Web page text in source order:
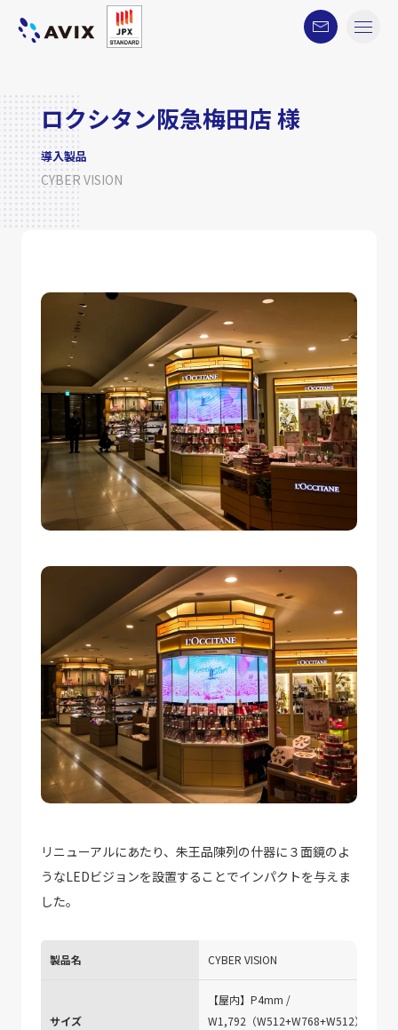
ロクシタン阪急梅田店 様
導入製品
CYBER VISION
リニューアルにあたり、朱王品陳列の什器に３面鏡のよ
うなLEDビジョンを設置することでインパクトを与えま
した。
製品名 CYBER VISION
サイズ
【屋内】P4mm /
W1,792（W512+W768+W512）